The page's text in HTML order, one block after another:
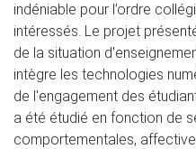
indéniable pour l’ordre
intéressés. Le projet
de la situation
intègre les technologies
de l'engagement des
a été étudié en fonction de
comportementales,